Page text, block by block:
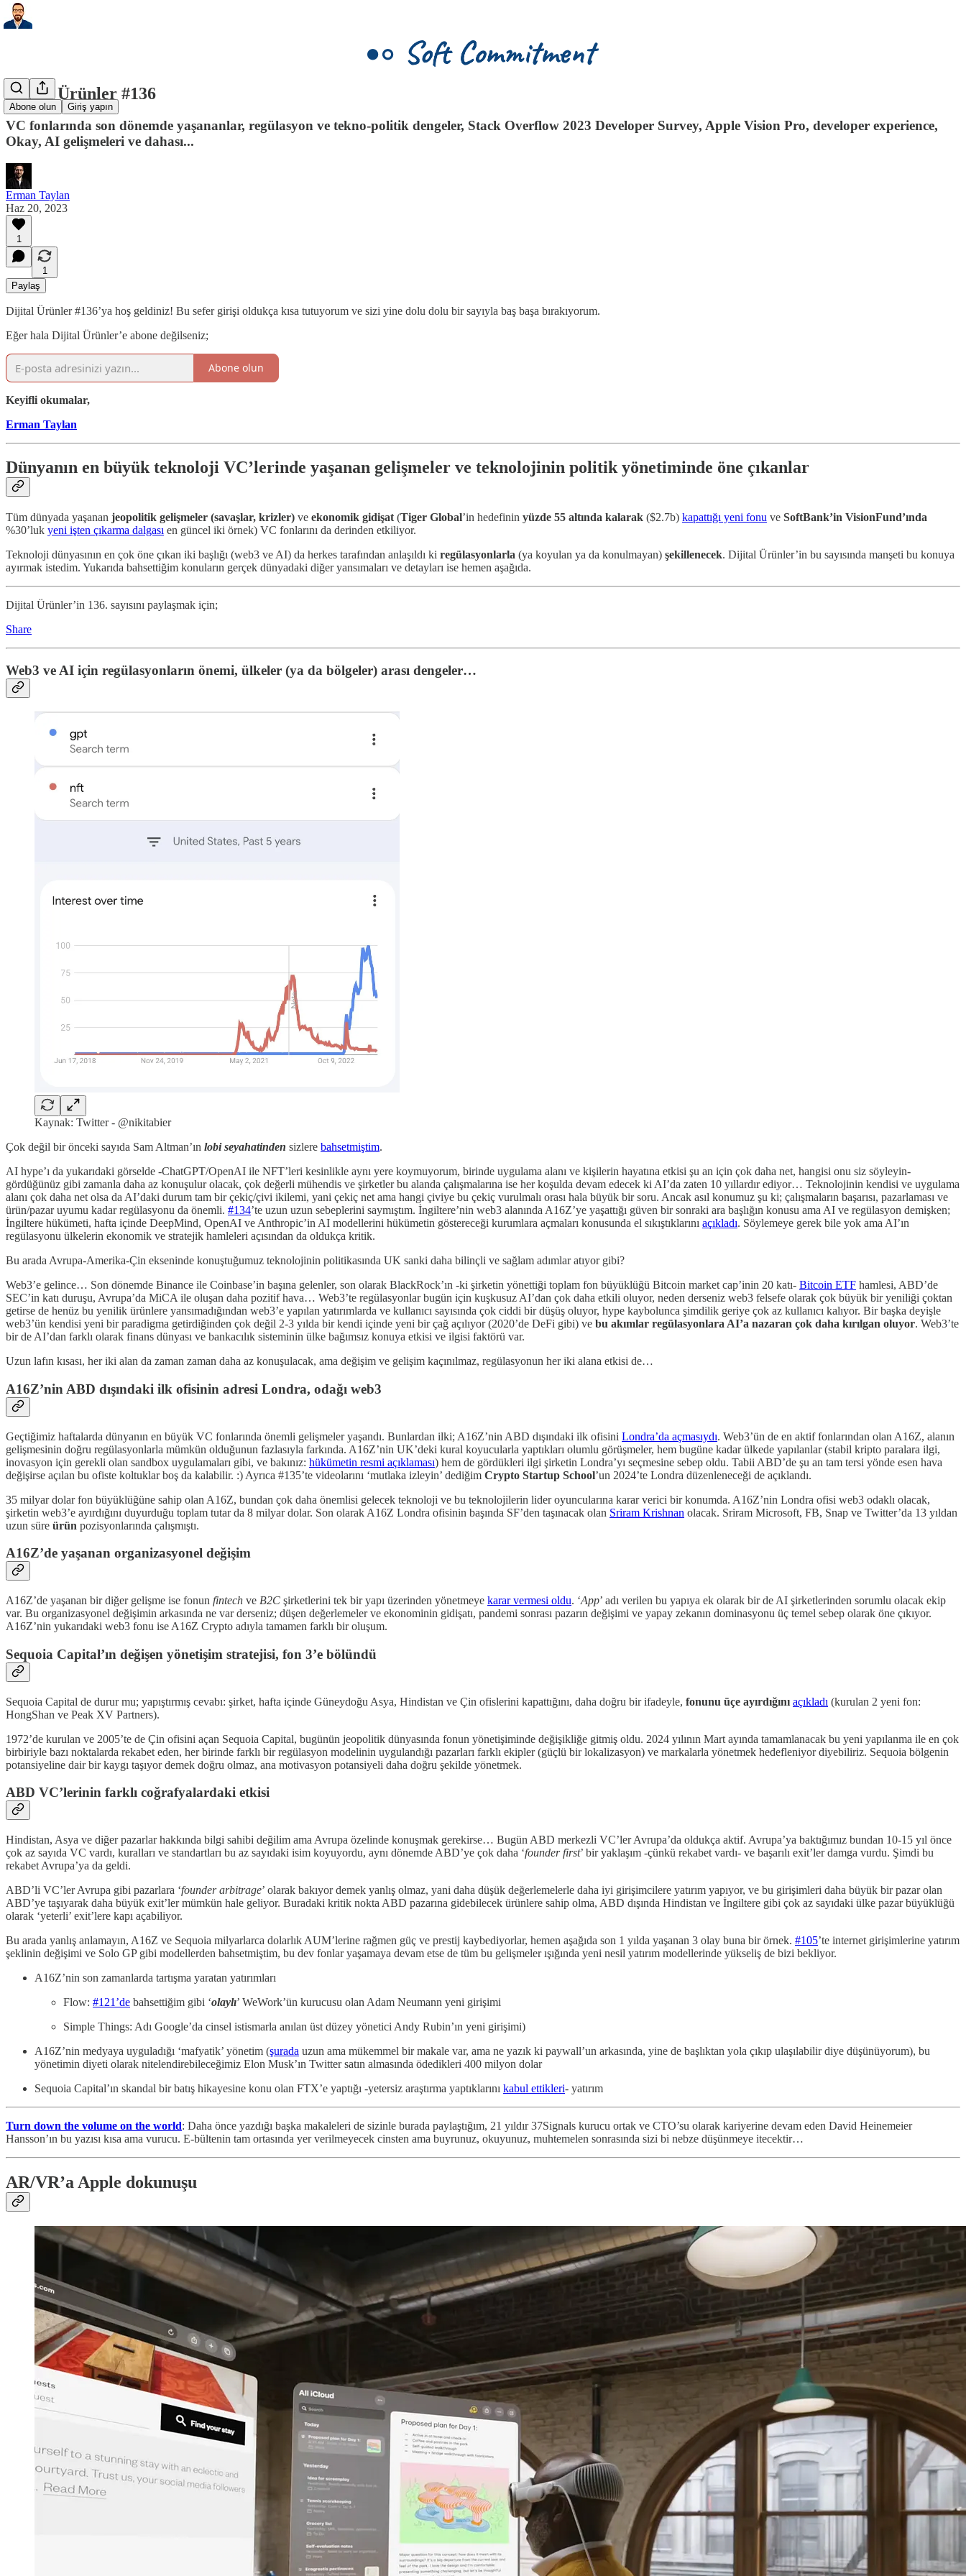
Abone olun Giriş yapın
Dijital Ürünler #136
VC fonlarında son dönemde yaşananlar, regülasyon ve tekno-politik dengeler, Stack Overflow 2023 Developer Survey, Apple Vision Pro, developer experience,
Okay, AI gelişmeleri ve dahası...
Erman Taylan
Haz 20, 2023
1
1
Paylaş
Dijital Ürünler #136’ya hoş geldiniz! Bu sefer girişi oldukça kısa tutuyorum ve sizi yine dolu dolu bir sayıyla baş başa bırakıyorum.
Eğer hala Dijital Ürünler’e abone değilseniz;
Abone olun
Keyifli okumalar,
Erman Taylan
Dünyanın en büyük teknoloji VC’lerinde yaşanan gelişmeler ve teknolojinin politik yönetiminde öne çıkanlar
Tüm dünyada yaşanan jeopolitik gelişmeler (savaşlar, krizler) ve ekonomik gidişat (Tiger Global’in hedefinin yüzde 55 altında kalarak ($2.7b) kapattığı yeni fonu ve SoftBank’in VisionFund’ında
%30’luk yeni işten çıkarma dalgası en güncel iki örnek) VC fonlarını da derinden etkiliyor.
Teknoloji dünyasının en çok öne çıkan iki başlığı (web3 ve AI) da herkes tarafından anlaşıldı ki regülasyonlarla (ya koyulan ya da konulmayan) şekillenecek. Dijital Ürünler’in bu sayısında manşeti bu konuya
ayırmak istedim. Yukarıda bahsettiğim konuların gerçek dünyadaki diğer yansımaları ve detayları ise hemen aşağıda.
Dijital Ürünler’in 136. sayısını paylaşmak için;
Share
Web3 ve AI için regülasyonların önemi, ülkeler (ya da bölgeler) arası dengeler…
Kaynak: Twitter - @nikitabier
Çok değil bir önceki sayıda Sam Altman’ın lobi seyahatinden sizlere bahsetmiştim.
AI hype’ı da yukarıdaki görselde -ChatGPT/OpenAI ile NFT’leri kesinlikle aynı yere koymuyorum, birinde uygulama alanı ve kişilerin hayatına etkisi şu an için çok daha net, hangisi onu siz söyleyin-
gördüğünüz gibi zamanla daha az konuşulur olacak, çok değerli mühendis ve şirketler bu alanda çalışmalarına ise her koşulda devam edecek ki AI’da zaten 10 yıllardır ediyor… Teknolojinin kendisi ve uygulama
alanı çok daha net olsa da AI’daki durum tam bir çekiç/çivi ikilemi, yani çekiç net ama hangi çiviye bu çekiç vurulmalı orası hala büyük bir soru. Ancak asıl konumuz şu ki; çalışmaların başarısı, pazarlaması ve
ürün/pazar uyumu kadar regülasyonu da önemli. #134’te uzun uzun sebeplerini saymıştım. İngiltere’nin web3 alanında A16Z’ye yaşattığı güven bir sonraki ara başlığın konusu ama AI ve regülasyon demişken;
İngiltere hükümeti, hafta içinde DeepMind, OpenAI ve Anthropic’in AI modellerini hükümetin göstereceği kurumlara açmaları konusunda el sıkıştıklarını açıkladı. Söylemeye gerek bile yok ama AI’ın
regülasyonu ülkelerin ekonomik ve stratejik hamleleri açısından da oldukça kritik.
Bu arada Avrupa-Amerika-Çin ekseninde konuştuğumuz teknolojinin politikasında UK sanki daha bilinçli ve sağlam adımlar atıyor gibi?
Web3’e gelince… Son dönemde Binance ile Coinbase’in başına gelenler, son olarak BlackRock’ın -ki şirketin yönettiği toplam fon büyüklüğü Bitcoin market cap’inin 20 katı- Bitcoin ETF hamlesi, ABD’de
SEC’in katı duruşu, Avrupa’da MiCA ile oluşan daha pozitif hava… Web3’te regülasyonlar bugün için kuşkusuz AI’dan çok daha etkili oluyor, neden derseniz web3 felsefe olarak çok büyük bir yeniliği çoktan
getirse de henüz bu yenilik ürünlere yansımadığından web3’e yapılan yatırımlarda ve kullanıcı sayısında çok ciddi bir düşüş oluyor, hype kaybolunca şimdilik geriye çok az kullanıcı kalıyor. Bir başka deyişle
web3’ün kendisi yeni bir paradigma getirdiğinden çok değil 2-3 yılda bir kendi içinde yeni bir çağ açılıyor (2020’de DeFi gibi) ve bu akımlar regülasyonlara AI’a nazaran çok daha kırılgan oluyor. Web3’te
bir de AI’dan farklı olarak finans dünyası ve bankacılık sisteminin ülke bağımsız konuya etkisi ve ilgisi faktörü var.
Uzun lafın kısası, her iki alan da zaman zaman daha az konuşulacak, ama değişim ve gelişim kaçınılmaz, regülasyonun her iki alana etkisi de…
A16Z’nin ABD dışındaki ilk ofisinin adresi Londra, odağı web3
Geçtiğimiz haftalarda dünyanın en büyük VC fonlarında önemli gelişmeler yaşandı. Bunlardan ilki; A16Z’nin ABD dışındaki ilk ofisini Londra’da açmasıydı. Web3’ün de en aktif fonlarından olan A16Z, alanın
gelişmesinin doğru regülasyonlarla mümkün olduğunun fazlasıyla farkında. A16Z’nin UK’deki kural koyucularla yaptıkları olumlu görüşmeler, hem bugüne kadar ülkede yapılanlar (stabil kripto paralara ilgi,
inovasyon için gerekli olan sandbox uygulamaları gibi, ve bakınız: hükümetin resmi açıklaması) hem de gördükleri ilgi şirketin Londra’yı seçmesine sebep oldu. Tabii ABD’de şu an tam tersi yönde esen hava
değişirse açılan bu ofiste koltuklar boş da kalabilir. :) Ayrıca #135’te videolarını ‘mutlaka izleyin’ dediğim Crypto Startup School’un 2024’te Londra düzenleneceği de açıklandı.
35 milyar dolar fon büyüklüğüne sahip olan A16Z, bundan çok daha önemlisi gelecek teknoloji ve bu teknolojilerin lider oyuncularına karar verici bir konumda. A16Z’nin Londra ofisi web3 odaklı olacak,
şirketin web3’e ayırdığını duyurduğu toplam tutar da 8 milyar dolar. Son olarak A16Z Londra ofisinin başında SF’den taşınacak olan Sriram Krishnan olacak. Sriram Microsoft, FB, Snap ve Twitter’da 13 yıldan
uzun süre ürün pozisyonlarında çalışmıştı.
A16Z’de yaşanan organizasyonel değişim
A16Z’de yaşanan bir diğer gelişme ise fonun fintech ve B2C şirketlerini tek bir yapı üzerinden yönetmeye karar vermesi oldu. ‘App’ adı verilen bu yapıya ek olarak bir de AI şirketlerinden sorumlu olacak ekip
var. Bu organizasyonel değişimin arkasında ne var derseniz; düşen değerlemeler ve ekonominin gidişatı, pandemi sonrası pazarın değişimi ve yapay zekanın dominasyonu üç temel sebep olarak öne çıkıyor.
A16Z’nin yukarıdaki web3 fonu ise A16Z Crypto adıyla tamamen farklı bir oluşum.
Sequoia Capital’ın değişen yönetişim stratejisi, fon 3’e bölündü
Sequoia Capital de durur mu; yapıştırmış cevabı: şirket, hafta içinde Güneydoğu Asya, Hindistan ve Çin ofislerini kapattığını, daha doğru bir ifadeyle, fonunu üçe ayırdığını açıkladı (kurulan 2 yeni fon:
HongShan ve Peak XV Partners).
1972’de kurulan ve 2005’te de Çin ofisini açan Sequoia Capital, bugünün jeopolitik dünyasında fonun yönetişiminde değişikliğe gitmiş oldu. 2024 yılının Mart ayında tamamlanacak bu yeni yapılanma ile en çok
birbiriyle bazı noktalarda rekabet eden, her birinde farklı bir regülasyon modelinin uygulandığı pazarları farklı ekipler (güçlü bir lokalizasyon) ve markalarla yönetmek hedefleniyor diyebiliriz. Sequoia bölgenin
potansiyeline dair bir kaygı taşıyor demek doğru olmaz, ana motivasyon potansiyeli daha doğru şekilde yönetmek.
ABD VC’lerinin farklı coğrafyalardaki etkisi
Hindistan, Asya ve diğer pazarlar hakkında bilgi sahibi değilim ama Avrupa özelinde konuşmak gerekirse… Bugün ABD merkezli VC’ler Avrupa’da oldukça aktif. Avrupa’ya baktığımız bundan 10-15 yıl önce
çok az sayıda VC vardı, kuralları ve standartları bu az sayıdaki isim koyuyordu, aynı dönemde ABD’ye çok daha ‘founder first’ bir yaklaşım -çünkü rekabet vardı- ve başarılı exit’ler damga vurdu. Şimdi bu
rekabet Avrupa’ya da geldi.
ABD’li VC’ler Avrupa gibi pazarlara ‘founder arbitrage’ olarak bakıyor demek yanlış olmaz, yani daha düşük değerlemelerle daha iyi girişimcilere yatırım yapıyor, ve bu girişimleri daha büyük bir pazar olan
ABD’ye taşıyarak daha büyük exit’ler mümkün hale geliyor. Buradaki kritik nokta ABD pazarına gidebilecek ürünlere sahip olma, ABD dışında Hindistan ve İngiltere gibi çok az sayıdaki ülke pazar büyüklüğü
olarak ‘yeterli’ exit’lere kapı açabiliyor.
Bu arada yanlış anlamayın, A16Z ve Sequoia milyarlarca dolarlık AUM’lerine rağmen güç ve prestij kaybediyorlar, hemen aşağıda son 1 yılda yaşanan 3 olay buna bir örnek. #105’te internet girişimlerine yatırım
şeklinin değişimi ve Solo GP gibi modellerden bahsetmiştim, bu dev fonlar yaşamaya devam etse de tüm bu gelişmeler ışığında yeni nesil yatırım modellerinde yükseliş de bizi bekliyor.
A16Z’nin son zamanlarda tartışma yaratan yatırımları
Flow: #121’de bahsettiğim gibi ‘olaylı’ WeWork’ün kurucusu olan Adam Neumann yeni girişimi
Simple Things: Adı Google’da cinsel istismarla anılan üst düzey yönetici Andy Rubin’ın yeni girişimi)
A16Z’nin medyaya uyguladığı ‘mafyatik’ yönetim (şurada uzun ama mükemmel bir makale var, ama ne yazık ki paywall’un arkasında, yine de başlıktan yola çıkıp ulaşılabilir diye düşünüyorum), bu
yönetimin diyeti olarak nitelendirebileceğimiz Elon Musk’ın Twitter satın almasında ödedikleri 400 milyon dolar
Sequoia Capital’ın skandal bir batış hikayesine konu olan FTX’e yaptığı -yetersiz araştırma yaptıklarını kabul ettikleri- yatırım
Turn down the volume on the world: Daha önce yazdığı başka makaleleri de sizinle burada paylaştığım, 21 yıldır 37Signals kurucu ortak ve CTO’su olarak kariyerine devam eden David Heinemeier
Hansson’ın bu yazısı kısa ama vurucu. E-bültenin tam ortasında yer verilmeyecek cinsten ama buyrunuz, okuyunuz, muhtemelen sonrasında sizi bi nebze düşünmeye itecektir…
AR/VR’a Apple dokunuşu